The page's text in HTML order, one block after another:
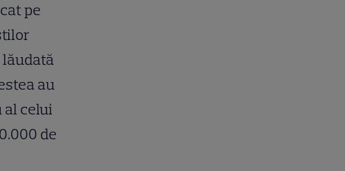
pe
au
al celui
de